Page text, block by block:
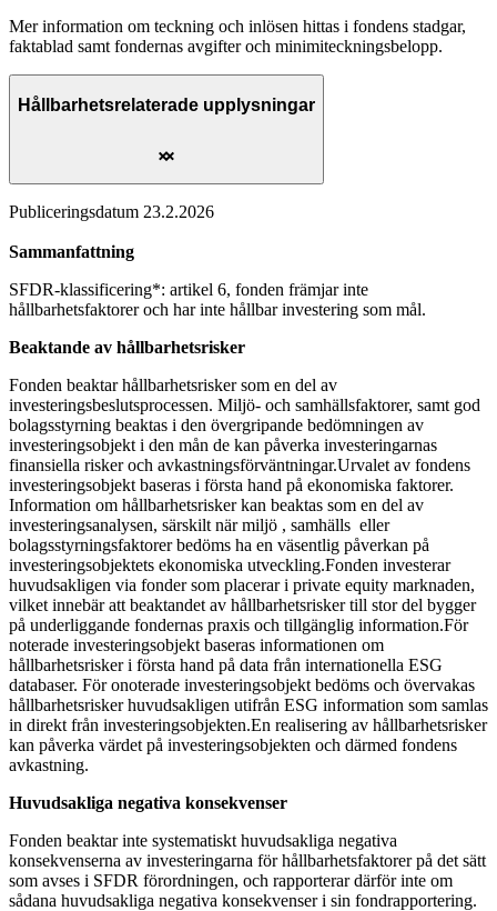
Mer information om teckning och inlösen hittas i fondens stadgar,
faktablad samt fondernas avgifter och minimiteckningsbelopp.
Hållbarhetsrelaterade upplysningar
Publiceringsdatum 23.2.2026
Sammanfattning
SFDR-klassificering*: artikel 6, fonden främjar inte
hållbarhetsfaktorer och har inte hållbar investering som mål.
Beaktande av hållbarhetsrisker
Fonden beaktar hållbarhetsrisker som en del av
investeringsbeslutsprocessen. Miljö- och samhällsfaktorer, samt god
bolagsstyrning beaktas i den övergripande bedömningen av
investeringsobjekt i den mån de kan påverka investeringarnas
finansiella risker och avkastningsförväntningar.Urvalet av fondens
investeringsobjekt baseras i första hand på ekonomiska faktorer.
Information om hållbarhetsrisker kan beaktas som en del av
investeringsanalysen, särskilt när miljö , samhälls eller
bolagsstyrningsfaktorer bedöms ha en väsentlig påverkan på
investeringsobjektets ekonomiska utveckling.Fonden investerar
huvudsakligen via fonder som placerar i private equity marknaden,
vilket innebär att beaktandet av hållbarhetsrisker till stor del bygger
på underliggande fondernas praxis och tillgänglig information.För
noterade investeringsobjekt baseras informationen om
hållbarhetsrisker i första hand på data från internationella ESG
databaser. För onoterade investeringsobjekt bedöms och övervakas
hållbarhetsrisker huvudsakligen utifrån ESG information som samlas
in direkt från investeringsobjekten.En realisering av hållbarhetsrisker
kan påverka värdet på investeringsobjekten och därmed fondens
avkastning.
Huvudsakliga negativa konsekvenser
Fonden beaktar inte systematiskt huvudsakliga negativa
konsekvenserna av investeringarna för hållbarhetsfaktorer på det sätt
som avses i SFDR förordningen, och rapporterar därför inte om
sådana huvudsakliga negativa konsekvenser i sin fondrapportering.